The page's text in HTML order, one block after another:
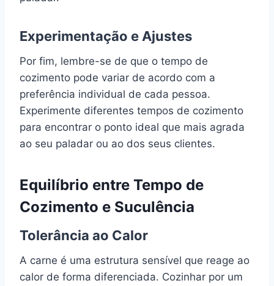
Experimentação e Ajustes
Por fim, lembre-se de que o tempo de
cozimento pode variar de acordo com a
preferência individual de cada pessoa.
Experimente diferentes tempos de cozimento
para encontrar o ponto ideal que mais agrada
ao seu paladar ou ao dos seus clientes.
Equilíbrio entre Tempo de
Cozimento e Suculência
Tolerância ao Calor
A carne é uma estrutura sensível que reage ao
calor de forma diferenciada. Cozinhar por um